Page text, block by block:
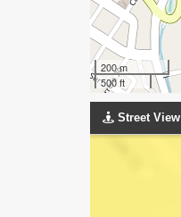
200 m
500 ft
Street View